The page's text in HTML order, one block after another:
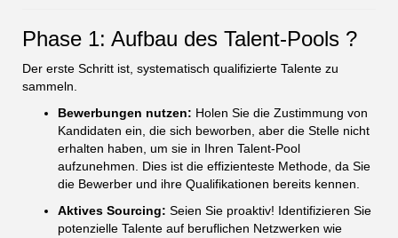
Phase 1: Aufbau des Talent-Pools ?️
Der erste Schritt ist, systematisch qualifizierte Talente zu
sammeln.
Bewerbungen nutzen: Holen Sie die Zustimmung von
Kandidaten ein, die sich beworben, aber die Stelle nicht
erhalten haben, um sie in Ihren Talent-Pool
aufzunehmen. Dies ist die effizienteste Methode, da Sie
die Bewerber und ihre Qualifikationen bereits kennen.
Aktives Sourcing: Seien Sie proaktiv! Identifizieren Sie
potenzielle Talente auf beruflichen Netzwerken wie